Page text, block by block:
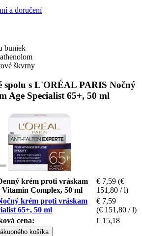
a doručení
buniek
škvrny
spolu s L'ORÉAL PARIS Nočný
Age Specialist 65+, 50 ml
krém proti vráskam
Vitamin Complex, 50 ml
€ 7,59 (€
151,80 / l)
krém proti vráskam
65+, 50 ml
€ 7,59
(€ 151,80 / l)
cena:
€ 15,18
košíka